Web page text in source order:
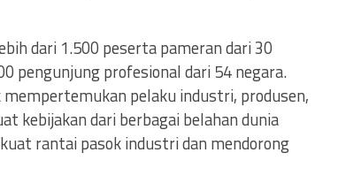
dari 1.500 peserta pameran dari 30
pengunjung profesional dari 54 negara.
pelaku industri, produsen,
kebijakan dari berbagai belahan dunia
rantai pasok industri dan mendorong